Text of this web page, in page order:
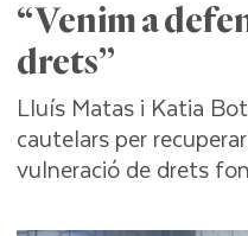
“Venim a
drets”
Lluís Matas i Katia
cautelars per
vulneració de drets